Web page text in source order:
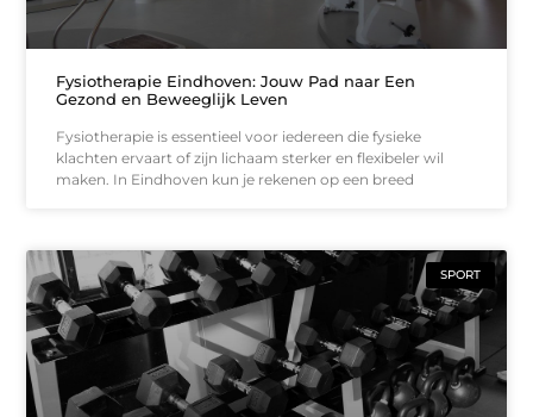
Fysiotherapie Eindhoven: Jouw Pad naar Een
Gezond en Beweeglijk Leven
Fysiotherapie is essentieel voor iedereen die fysieke
klachten ervaart of zijn lichaam sterker en flexibeler wil
maken. In Eindhoven kun je rekenen op een breed
SPORT